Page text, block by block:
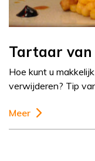
Tartaar
Hoe kunt u
verwijderen? Tip
Meer